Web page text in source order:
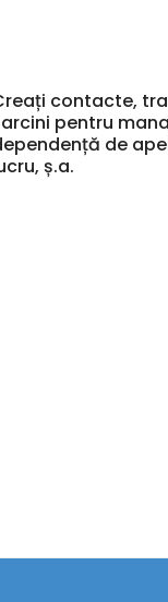
contacte,
pentru
de
ș.a.